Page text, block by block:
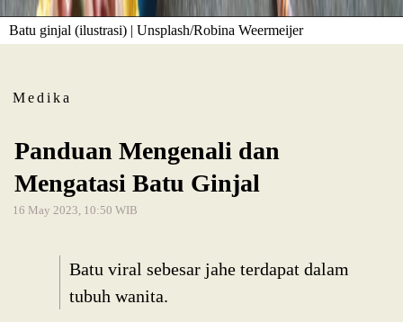
Batu ginjal (ilustrasi) | Unsplash/Robina Weermeijer
Medika
Panduan Mengenali dan
Mengatasi Batu Ginjal
16 May 2023, 10:50 WIB
Batu viral sebesar jahe terdapat dalam
tubuh wanita.